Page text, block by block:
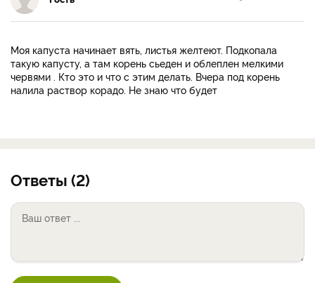
Моя капуста начинает вять, листья желтеют. Подкопала
такую капусту, а там корень сьеден и облеплен мелкими
червями . Кто это и что с этим делать. Вчера под корень
налила раствор корадо. Не знаю что будет
Ответы (2)